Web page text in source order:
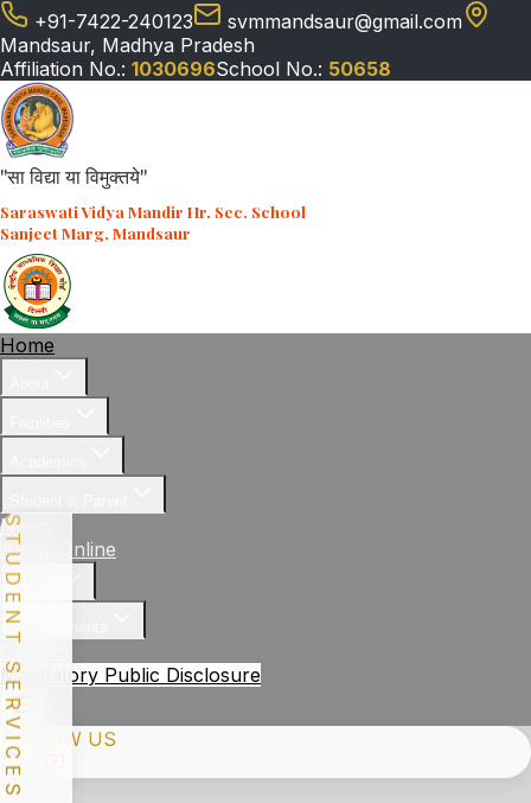
+91-7422-240123
svmmandsaur@gmail.com
Mandsaur, Madhya Pradesh
Affiliation No.: 1030696School No.: 50658
"सा विद्या या विमुक्तये"
Saraswati Vidya Mandir Hr. Sec. School
Sanjeet Marg, Mandsaur
Home
News
Apply Online
Gallery
Achievements
Contact
Mandatory Public Disclosure
FOLLOW US
STUDENT SERVICES